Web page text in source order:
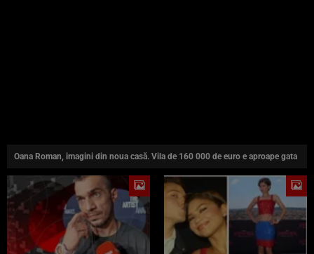
Oana Roman, imagini din noua casă. Vila de 160 000 de euro e aproape gata